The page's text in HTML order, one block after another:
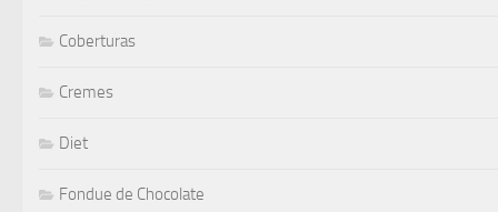
Coberturas
Cremes
Diet
Fondue de Chocolate